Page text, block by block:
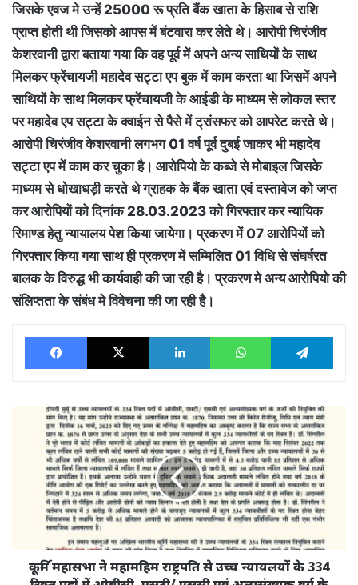
जिसके एवज मे उन्हें 25000 रू प्रति बैंक खाता के हिसाब से राशि
प्राप्त होती थी जिसको आपस में बंटवारा कर लेते थे। आरोपी चिरंजीव
केशरवानी द्वारा बताया गया कि वह पूर्व में अपने अन्य साथियों के साथ
मिलकर फ्रेंचायजी महादेव सट्टा एप बुक में काम करता था जिसमें अपने
साथियों के साथ मिलकर फ्रेंचायजी के आईडी के माध्यम से लोकल स्तर
पर महादेव एप सट्टा के क्वाईन से पैसे में ट्रांसफर को आपरेट करते थे।
आरोपी चिरंजीव केशरवानी लगभग 01 वर्ष पूर्व दुबई जाकर भी महादेव
सट्टा एप में काम कर चुका है। आरोपियो के कब्जे से मोबाइल जिसके
माध्यम से धोखाधड़ी करते थे ग्राहक के बैंक खाता एवं दस्तावेज को जप्त
कर आरोपियों को दिनांक 28.03.2023 को गिरफ्तार कर न्यायिक
रिमाण्ड हेतु न्यायालय पेश किया जायेगा। प्रकरण में 07 आरोपियों को
गिरफ्तार किया गया साथ ही प्रकरण में सम्मिलित 01 विधि से संघर्षरत
बालक के विरुद्ध भी कार्यवाही की जा रही है। प्रकरण मे अन्य आरोपियो की
संलिप्तता के संबंध मे विवेचना की जा रही है।
Facebook X LinkedIn WhatsApp
334कूर्मि महासभा ने महामहिम राष्ट्रपति से उच्च न्यायलयों के 334